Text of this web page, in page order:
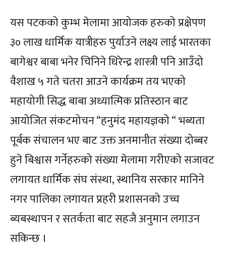
यस पटकको कुम्भ मेलामा आयोजक हरुको प्रक्षेपण
३० लाख धार्मिक यात्रीहरु पुर्याउने लक्ष्य लाई भारतका
बागेश्वर बाबा भनेर चिनिने धिरेन्द्र शास्त्री पनि आउँदो
वैशाख ५ गते चतरा आउने कार्यक्रम तय भएको
महायोगी सिद्ध बाबा अध्यात्मिक प्रतिस्ठान बाट
आयोजित संकटमोचन “हनुमंद महायज्ञको “ भब्यता
पूर्बक संचालन भए बाट उक्त अनमानीत संख्या दोब्बर
हुने बिश्वास गर्नेहरुको संख्या मेलामा गरीएको सजावट
लगायत धार्मिक संघ संस्था, स्थानिय सरकार मानिने
नगर पालिका लगायत प्रहरी प्रशासनको उच्च
ब्यबस्थापन र सतर्कता बाट सहजै अनुमान लगाउन
सकिन्छ ।